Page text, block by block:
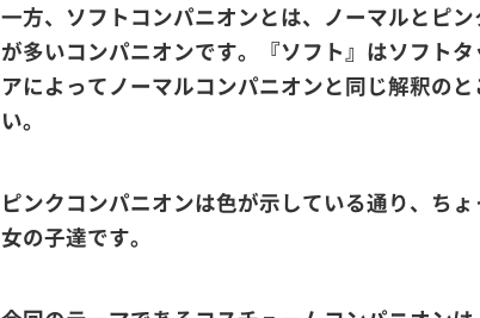
一方、ソフトコンパニオンとは、ノーマルとピ
が多いコンパニオンです。『ソフト』はソフト
アによってノーマルコンパニオンと同じ解釈の
い。
ピンクコンパニオンは色が示している通り、ち
女の子達です。